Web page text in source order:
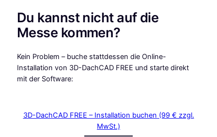
Du kannst nicht auf die
Messe kommen?
Kein Problem – buche stattdessen die Online-
Installation von 3D-DachCAD FREE und starte direkt
mit der Software:
3D-DachCAD FREE – Installation buchen (99 € zzgl.
MwSt.)